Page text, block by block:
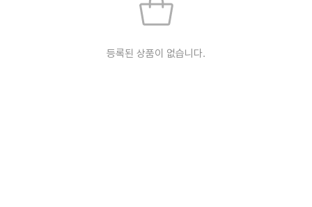
등록된 상품이 없습니다.